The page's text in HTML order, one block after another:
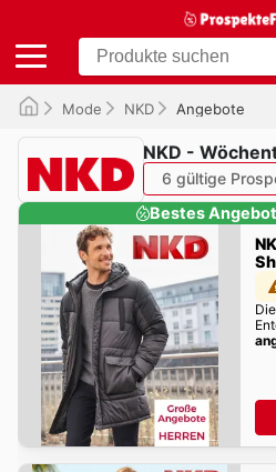
Mode NKD Angebote
NKD -
6 gültige
Bestes